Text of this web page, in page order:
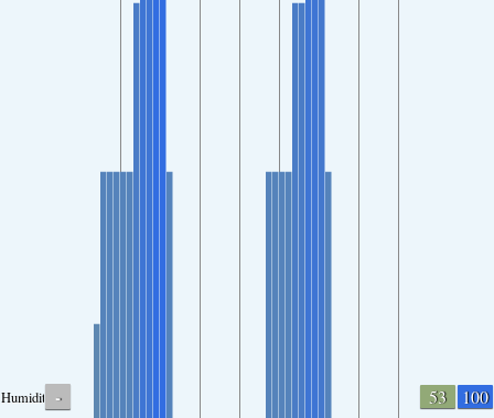
Humidity - 53 100